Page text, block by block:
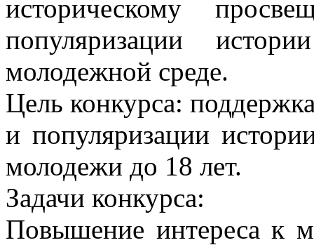
историческому
популяризации
молодежной среде.
Цель конкурса:
и популяризации
молодежи до 18 лет.
Задачи конкурса:
Повышение интереса к